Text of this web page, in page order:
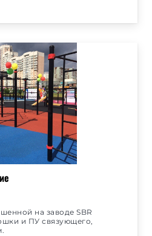
на заводе SBR
и ПУ связующего,